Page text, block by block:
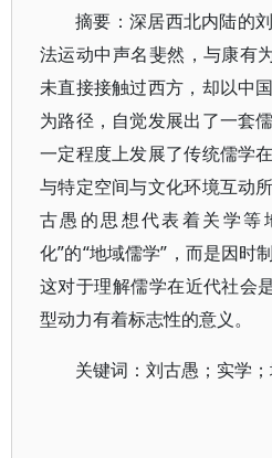
摘要：深居西北内陆的
法运动中声名斐然，与康有
未直接接触过西方，却以中
为路径，自觉发展出了一套
一定程度上发展了传统儒学
与特定空间与文化环境互动
古愚的思想代表着关学等
化”的“地域儒学”，而是因时
这对于理解儒学在近代社会
型动力有着标志性的意义。
关键词：刘古愚；实学